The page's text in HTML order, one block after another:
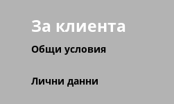
За клиента
Общи условия
Лични данни